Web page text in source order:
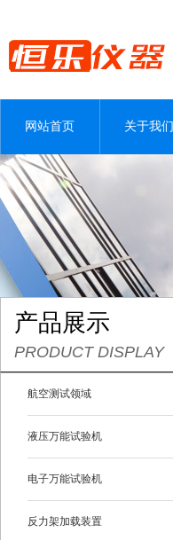
网站首页 关于我们
产品展示
PRODUCT DISPLAY
航空测试领域
液压万能试验机
电子万能试验机
反力架加载装置